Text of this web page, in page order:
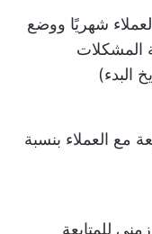
شهريًا ووضع
البدء)
مع العملاء بنسبة
للمتابعة